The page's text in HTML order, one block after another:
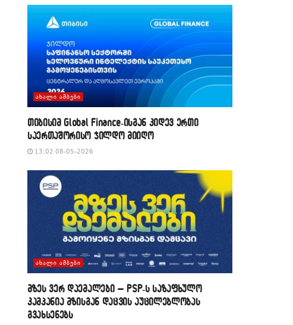
ᲐᲮᲐᲚᲘ ᲐᲛᲑᲔᲑᲘ
თიბისიმ Global Finance-ისგან კიდევ ერთი
საერთაშორისო ჯილდო მიიღო
13:02 08-05-2026
ᲐᲮᲐᲚᲘ ᲐᲛᲑᲔᲑᲘ
მზეს ვერ დაემალები – PSP-ს საზაფხულო
კამპანია მზისგან დაცვის აუცილებლობას
გვახსენებს